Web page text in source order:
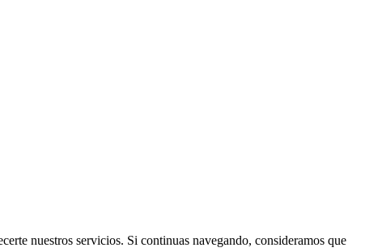
nuestros servicios. Si continuas navegando, consideramos que